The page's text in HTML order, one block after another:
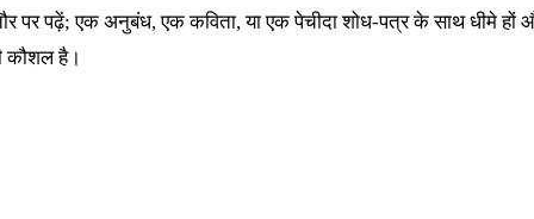
पर पढ़ें; एक अनुबंध, एक कविता, या एक पेचीदा शोध-पत्र के साथ धीमे
कौशल है।